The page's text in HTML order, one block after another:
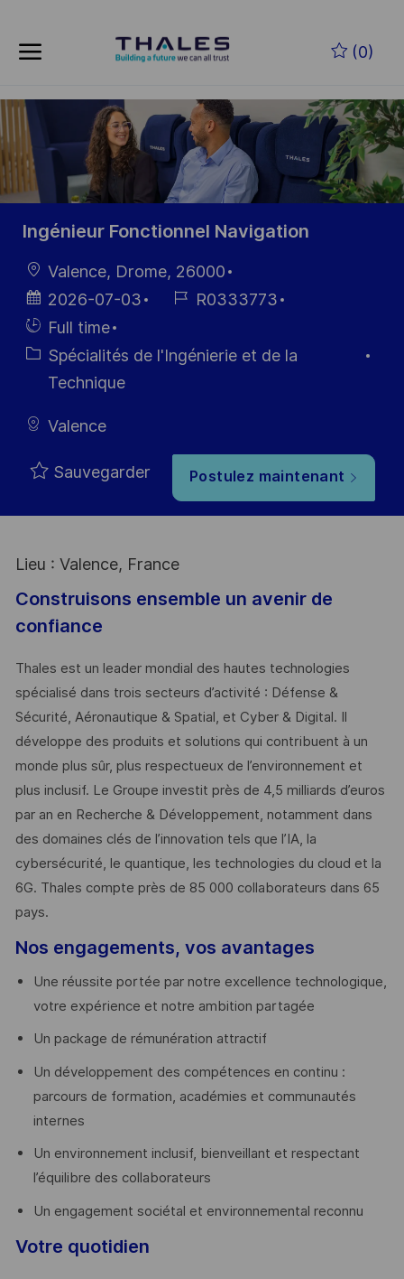
(0)
-
Ingénieur Fonctionnel Navigation
localisation
Valence, Drome, 26000
Date
d’affichage
2026-07-03
Référence
R0333773
Hiring
Type
Full time
Catégorie
Spécialités de l'Ingénierie et de la
Technique
Valence
Sauvegarder Postulez maintenant
Lieu : Valence, France
Construisons ensemble un avenir de
confiance
Thales est un leader mondial des hautes technologies
spécialisé dans trois secteurs d’activité : Défense &
Sécurité, Aéronautique & Spatial, et Cyber & Digital. Il
développe des produits et solutions qui contribuent à un
monde plus sûr, plus respectueux de l’environnement et
plus inclusif. Le Groupe investit près de 4,5 milliards d’euros
par an en Recherche & Développement, notamment dans
des domaines clés de l’innovation tels que l’IA, la
cybersécurité, le quantique, les technologies du cloud et la
6G. Thales compte près de 85 000 collaborateurs dans 65
pays. ​
Nos engagements, vos avantages
Une réussite portée par notre excellence technologique,
votre expérience et notre ambition partagée
Un package de rémunération attractif
Un développement des compétences en continu :
parcours de formation, académies et communautés
internes
Un environnement inclusif, bienveillant et respectant
l’équilibre des collaborateurs
Un engagement sociétal et environnemental reconnu
Votre quotidien